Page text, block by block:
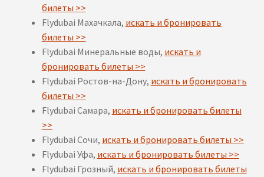
билеты >>
Flydubai Махачкала, искать и бронировать
билеты >>
Flydubai Минеральные воды, искать и
бронировать билеты >>
Flydubai Ростов-на-Дону, искать и бронировать
билеты >>
Flydubai Самара, искать и бронировать билеты
>>
Flydubai Сочи, искать и бронировать билеты >>
Flydubai Уфа, искать и бронировать билеты >>
Flydubai Грозный, искать и бронировать билеты